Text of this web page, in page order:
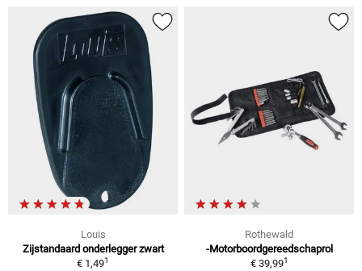
Louis
Zijstandaard onderlegger zwart
€ 1,491
Rothewald
-Motorboordgereedschaprol
€ 39,991